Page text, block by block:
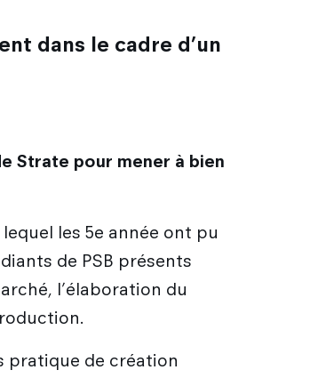
dans le cadre d’un
Strate pour mener à bien
les 5e année ont pu
de PSB présents
l’élaboration du
pratique de création